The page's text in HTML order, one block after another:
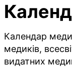
Календар
медиків,
видатних